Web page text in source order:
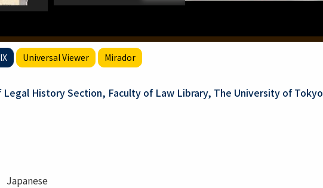
Universal Viewer Mirador
Legal History Section, Faculty of Law Library, The University of Tokyo
Japanese